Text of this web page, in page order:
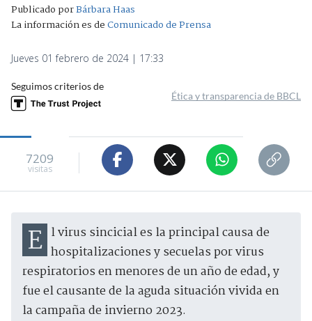
Publicado porBárbara Haas
La información es deComunicado de Prensa
Jueves 01 febrero de 2024 | 17:33
Seguimos criterios de
Ética y transparencia de BBCL
7209
visitas
El virus sincicial es la principal causa de hospitalizaciones y secuelas por virus
respiratorios en menores de un año de edad, y
fue el causante de la aguda situación vivida en
la campaña de invierno 2023.